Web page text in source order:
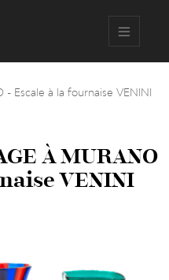
- Escale à la fournaise VENINI
À MURANO
VENINI